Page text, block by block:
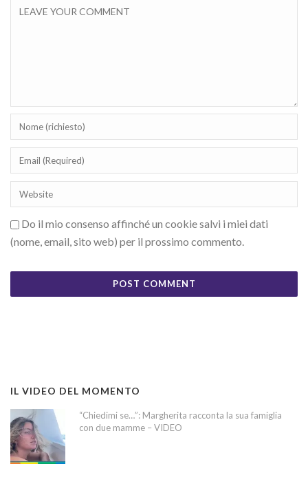
Do il mio consenso affinché un cookie salvi i miei dati
(nome, email, sito web) per il prossimo commento.
IL VIDEO DEL MOMENTO
“Chiedimi se…”: Margherita racconta la sua famiglia
con due mamme – VIDEO